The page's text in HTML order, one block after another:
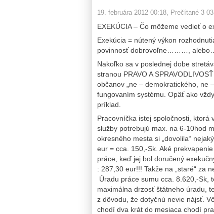
19. februára 2012 00:18 , Prečítané 3
EXEKÚCIA – Čo môžeme vedieť o
Exekúcia = nútený výkon
povinnosť dobrovoľne………,
Nakoľko sa v poslednej dobe
stranou PRAVO A
občanov „ne – demokratického, ne
fungovaním systému. Opäť ako
príklad.
Pracovníčka istej spoločnosti,
služby potrebujú max. na 6-10hod
okresného mesta si „dovolila“
eur = cca. 150,-Sk. Aké
práce, keď jej bol doručený
: 287,30 eur!!! Takže na „staré“ za
Úradu práce sumu cca. 8.620,-Sk,
maximálna drzosť štátneho úradu,
z dôvodu, že dotyčnú nevie nájsť.
chodí dva krát do mesiaca chodí